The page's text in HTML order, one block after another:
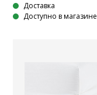
Доставка
Доступно в магазине